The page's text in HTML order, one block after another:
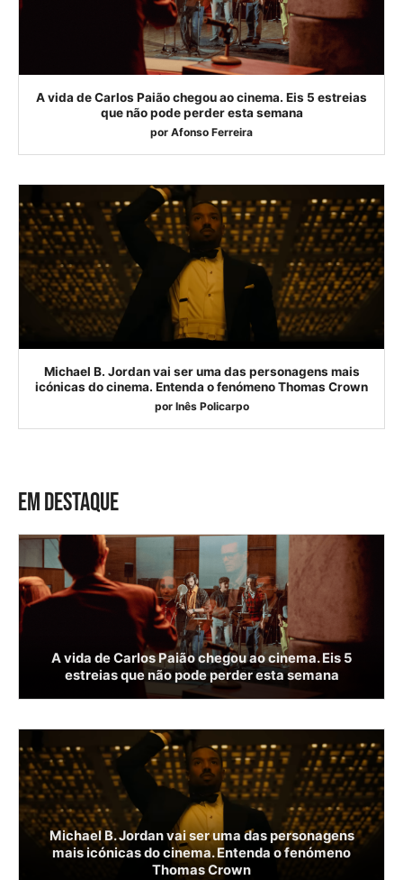
A vida de Carlos Paião chegou ao cinema. Eis 5 estreias
que não pode perder esta semana
por Afonso Ferreira
Michael B. Jordan vai ser uma das personagens mais
icónicas do cinema. Entenda o fenómeno Thomas Crown
por Inês Policarpo
EM DESTAQUE
A vida de Carlos Paião chegou ao cinema. Eis 5
estreias que não pode perder esta semana
Michael B. Jordan vai ser uma das personagens
mais icónicas do cinema. Entenda o fenómeno
Thomas Crown